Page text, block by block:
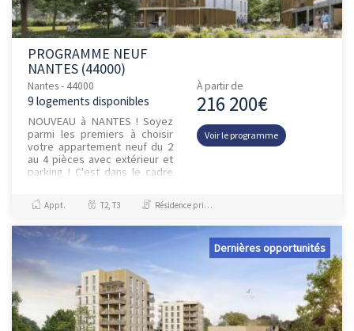
PROGRAMME NEUF
NANTES (44000)
Nantes - 44000
9 logements disponibles
NOUVEAU à NANTES ! Soyez
parmi les premiers à choisir
votre appartement neuf du 2
au 4 pièces avec extérieur et
parking ! C'est dans le cadre
proximité des rives...
À partir de
216 200€
Voir le programme
Appt. T2, T3 Résidence principale / PTZ
Dernières opportunités